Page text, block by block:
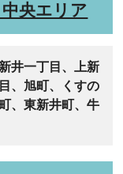
央エリア
井一丁目、上新
、旭町、くすの
、東新井町、牛